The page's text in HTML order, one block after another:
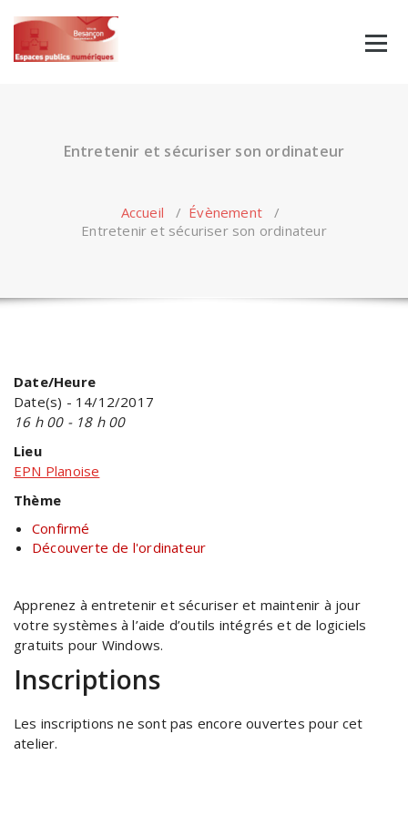
content
Entretenir et sécuriser son ordinateur
Accueil / Évènement /
Entretenir et sécuriser son ordinateur
Date/Heure
Date(s) - 14/12/2017
16 h 00 - 18 h 00
Lieu
EPN Planoise
Thème
Confirmé
Découverte de l'ordinateur
Apprenez à entretenir et sécuriser et maintenir à jour
votre systèmes à l’aide d’outils intégrés et de logiciels
gratuits pour Windows.
Inscriptions
Les inscriptions ne sont pas encore ouvertes pour cet
atelier.